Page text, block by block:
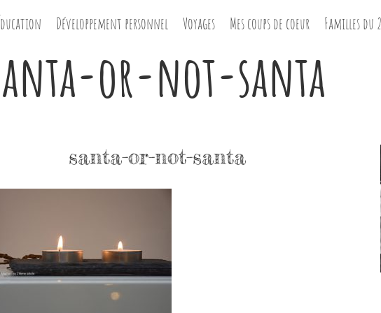
Développement personnel Voyages Mes coups de coeur Familles du
or-not-santa
santa-or-not-santa